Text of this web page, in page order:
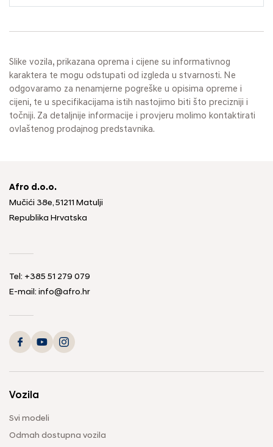
Slike vozila, prikazana oprema i cijene su informativnog
karaktera te mogu odstupati od izgleda u stvarnosti. Ne
odgovaramo za nenamjerne pogreške u opisima opreme i
cijeni, te u specifikacijama istih nastojimo biti što precizniji i
točniji. Za detaljnije informacije i provjeru molimo kontaktirati
ovlaštenog prodajnog predstavnika.
Afro d.o.o.
Mučići 38e, 51211 Matulji
Republika Hrvatska
Tel: +385 51 279 079
E-mail: info@afro.hr
Vozila
Svi modeli
Odmah dostupna vozila